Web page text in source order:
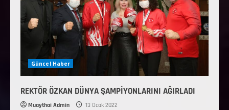
Güncel Haber
REKTÖR ÖZKAN DÜNYA ŞAMPİYONLARINI AĞIRLADI
Muaythai Admin 13 Ocak 2022